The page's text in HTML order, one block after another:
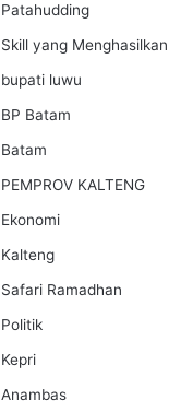
Patahudding
Skill yang Menghasilkan
bupati luwu
BP Batam
Batam
PEMPROV KALTENG
Ekonomi
Kalteng
Safari Ramadhan
Politik
Kepri
Anambas